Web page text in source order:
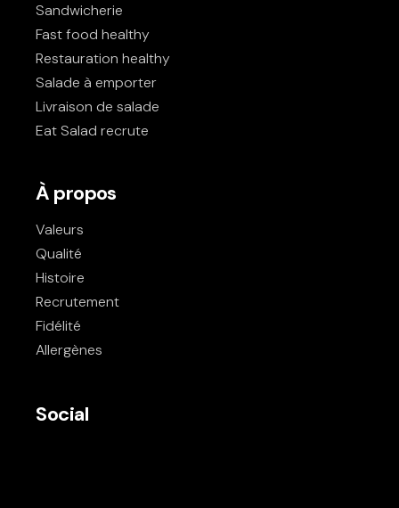
Sandwicherie
Fast food healthy
Restauration healthy
Salade à emporter
Livraison de salade
Eat Salad recrute
À propos
Valeurs
Qualité
Histoire
Recrutement
Fidélité
Allergènes
Social